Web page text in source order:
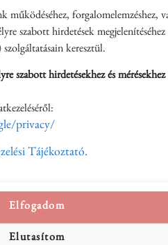
működéséhez, forgalomelemzéshez,
szabott hirdetések
keresztül.
szabott hirdetésekhez és mérésekhez
privacy/
Tájékoztató.
Elfogadom
Elutasítom
mentése a